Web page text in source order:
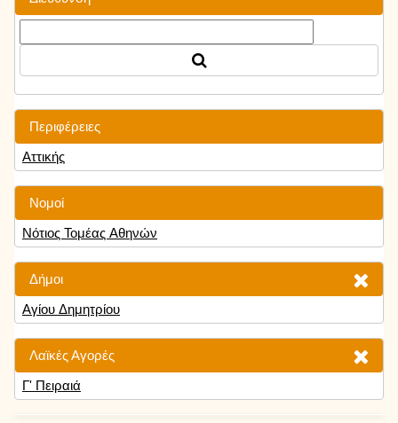
Περιφέρειες
Αττικής
Νομοί
Νότιος Τομέας Αθηνών
Δήμοι
Αγίου Δημητρίου
Λαϊκές Αγορές
Γ' Πειραιά